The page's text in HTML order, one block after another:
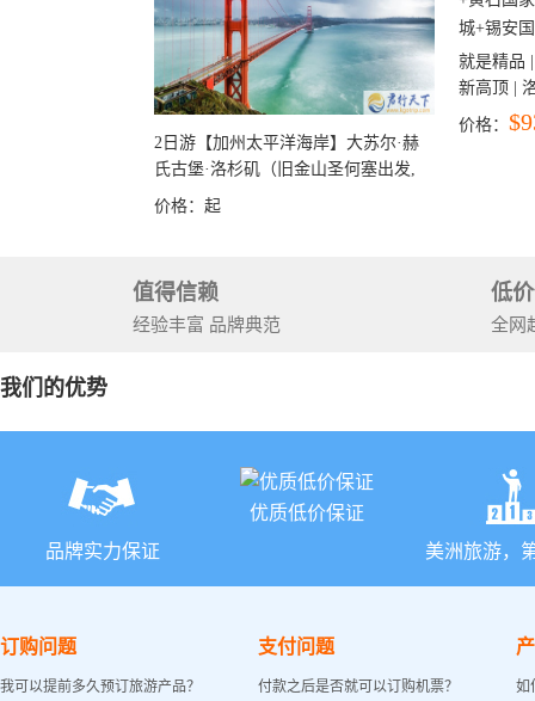
2日游【加州太平洋海岸】大苏尔·赫
氏古堡·洛杉矶（旧金山圣何塞出发,
洛杉矶结束）
价格： 起
就是精品
新高顶 |
彩穴+马
价格：
值得信赖
经验丰富 品牌典范
低
全网
我们的优势
品牌实力保证
优质低价保证
美洲旅游，
订购问题
我可以提前多久预订旅游产品？
支付问题
付款之后是否就可以订购机票？
如